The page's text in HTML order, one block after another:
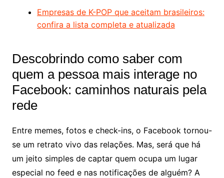
Empresas de K-POP que aceitam brasileiros:
confira a lista completa e atualizada
Descobrindo como saber com
quem a pessoa mais interage no
Facebook: caminhos naturais pela
rede
Entre memes, fotos e check-ins, o Facebook tornou-
se um retrato vivo das relações. Mas, será que há
um jeito simples de captar quem ocupa um lugar
especial no feed e nas notificações de alguém? A